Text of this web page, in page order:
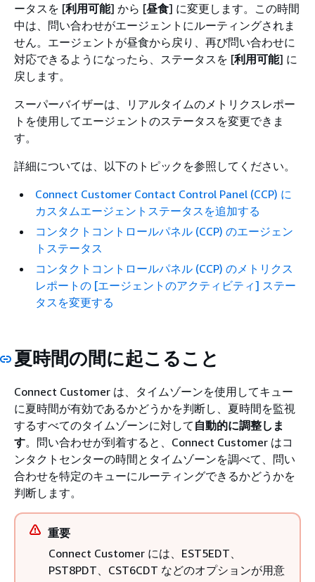
ータスを [利用可能] から [昼食] に変更します。この時間
中は、問い合わせがエージェントにルーティングされま
せん。エージェントが昼食から戻り、再び問い合わせに
対応できるようになったら、ステータスを [利用可能] に
戻します。
スーパーバイザーは、リアルタイムのメトリクスレポー
トを使用してエージェントのステータスを変更できま
す。
詳細については、以下のトピックを参照してください。
Connect Customer Contact Control Panel (CCP) に
カスタムエージェントステータスを追加する
コンタクトコントロールパネル (CCP) のエージェン
トステータス
コンタクトコントロールパネル (CCP) のメトリクス
レポートの [エージェントのアクティビティ] ステー
タスを変更する
夏時間の間に起こること
Connect Customer は、タイムゾーンを使用してキュー
に夏時間が有効であるかどうかを判断し、夏時間を監視
するすべてのタイムゾーンに対して 自動的に調整しま
す。問い合わせが到着すると、Connect Customer はコ
ンタクトセンターの時間とタイムゾーンを調べて、問い
合わせを特定のキューにルーティングできるかどうかを
判断します。
重要
Connect Customer には、EST5EDT、
PST8PDT、CST6CDT などのオプションが用意